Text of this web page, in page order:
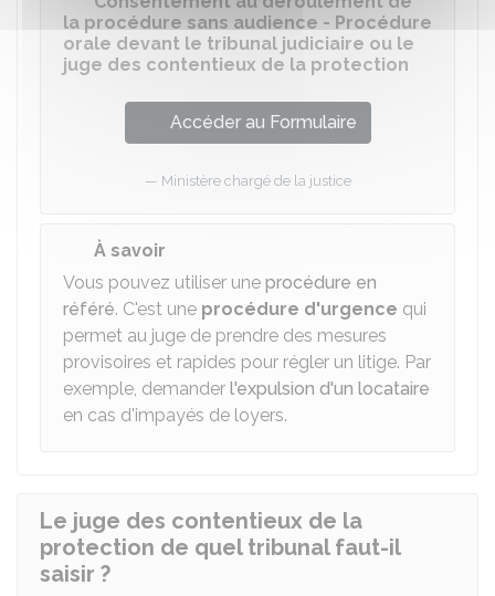
la procédure sans audience - Procédure
orale devant le tribunal judiciaire ou le
juge des contentieux de la protection
Accéder au Formulaire
Ministère chargé de la justice
À savoir
Vous pouvez utiliser une procédure en
référé. C'est une procédure d'urgence qui
permet au juge de prendre des mesures
provisoires et rapides pour régler un litige. Par
exemple, demander l'expulsion d'un locataire
en cas d'impayés de loyers.
Le juge des contentieux de la
protection de quel tribunal faut-il
saisir ?